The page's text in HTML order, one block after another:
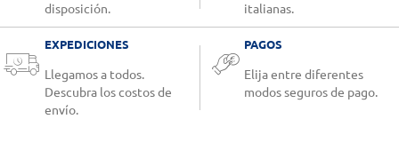
disposición.
italianas.
EXPEDICIONES
Llegamos a todos.
Descubra los costos de
envío.
PAGOS
Elija entre diferentes
modos seguros de pago.